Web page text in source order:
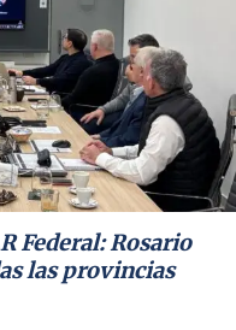
Federal: Rosario
las provincias